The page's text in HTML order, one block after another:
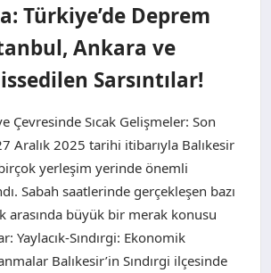
Türkiye’de Deprem
Ankara ve
Sarsıntılar!
Çevresinde Sıcak Gelişmeler: Son
Aralık 2025 tarihi itibarıyla Balıkesir
yerleşim yerinde önemli
Sabah saatlerinde gerçekleşen bazı
arasında büyük bir merak konusu
Yaylacık-Sındırgi: Ekonomik
Balıkesir’in Sındırgi ilçesinde